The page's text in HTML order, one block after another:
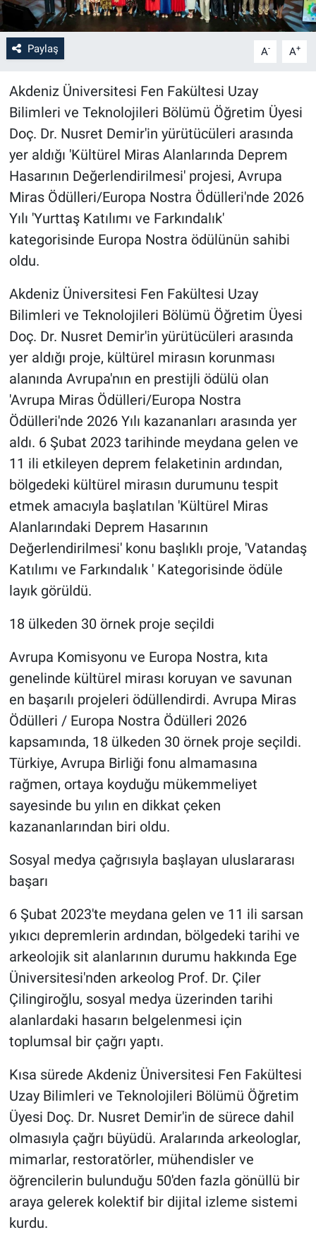
Paylaş A- A+
Akdeniz Üniversitesi Fen Fakültesi Uzay
Bilimleri ve Teknolojileri Bölümü Öğretim Üyesi
Doç. Dr. Nusret Demir'in yürütücüleri arasında
yer aldığı 'Kültürel Miras Alanlarında Deprem
Hasarının Değerlendirilmesi' projesi, Avrupa
Miras Ödülleri/Europa Nostra Ödülleri'nde 2026
Yılı 'Yurttaş Katılımı ve Farkındalık'
kategorisinde Europa Nostra ödülünün sahibi
oldu.
Akdeniz Üniversitesi Fen Fakültesi Uzay
Bilimleri ve Teknolojileri Bölümü Öğretim Üyesi
Doç. Dr. Nusret Demir'in yürütücüleri arasında
yer aldığı proje, kültürel mirasın korunması
alanında Avrupa'nın en prestijli ödülü olan
'Avrupa Miras Ödülleri/Europa Nostra
Ödülleri'nde 2026 Yılı kazananları arasında yer
aldı. 6 Şubat 2023 tarihinde meydana gelen ve
11 ili etkileyen deprem felaketinin ardından,
bölgedeki kültürel mirasın durumunu tespit
etmek amacıyla başlatılan 'Kültürel Miras
Alanlarındaki Deprem Hasarının
Değerlendirilmesi' konu başlıklı proje, 'Vatandaş
Katılımı ve Farkındalık ' Kategorisinde ödüle
layık görüldü.
18 ülkeden 30 örnek proje seçildi
Avrupa Komisyonu ve Europa Nostra, kıta
genelinde kültürel mirası koruyan ve savunan
en başarılı projeleri ödüllendirdi. Avrupa Miras
Ödülleri / Europa Nostra Ödülleri 2026
kapsamında, 18 ülkeden 30 örnek proje seçildi.
Türkiye, Avrupa Birliği fonu almamasına
rağmen, ortaya koyduğu mükemmeliyet
sayesinde bu yılın en dikkat çeken
kazananlarından biri oldu.
Sosyal medya çağrısıyla başlayan uluslararası
başarı
6 Şubat 2023'te meydana gelen ve 11 ili sarsan
yıkıcı depremlerin ardından, bölgedeki tarihi ve
arkeolojik sit alanlarının durumu hakkında Ege
Üniversitesi'nden arkeolog Prof. Dr. Çiler
Çilingiroğlu, sosyal medya üzerinden tarihi
alanlardaki hasarın belgelenmesi için
toplumsal bir çağrı yaptı.
Kısa sürede Akdeniz Üniversitesi Fen Fakültesi
Uzay Bilimleri ve Teknolojileri Bölümü Öğretim
Üyesi Doç. Dr. Nusret Demir'in de sürece dahil
olmasıyla çağrı büyüdü. Aralarında arkeologlar,
mimarlar, restoratörler, mühendisler ve
öğrencilerin bulunduğu 50'den fazla gönüllü bir
araya gelerek kolektif bir dijital izleme sistemi
kurdu.